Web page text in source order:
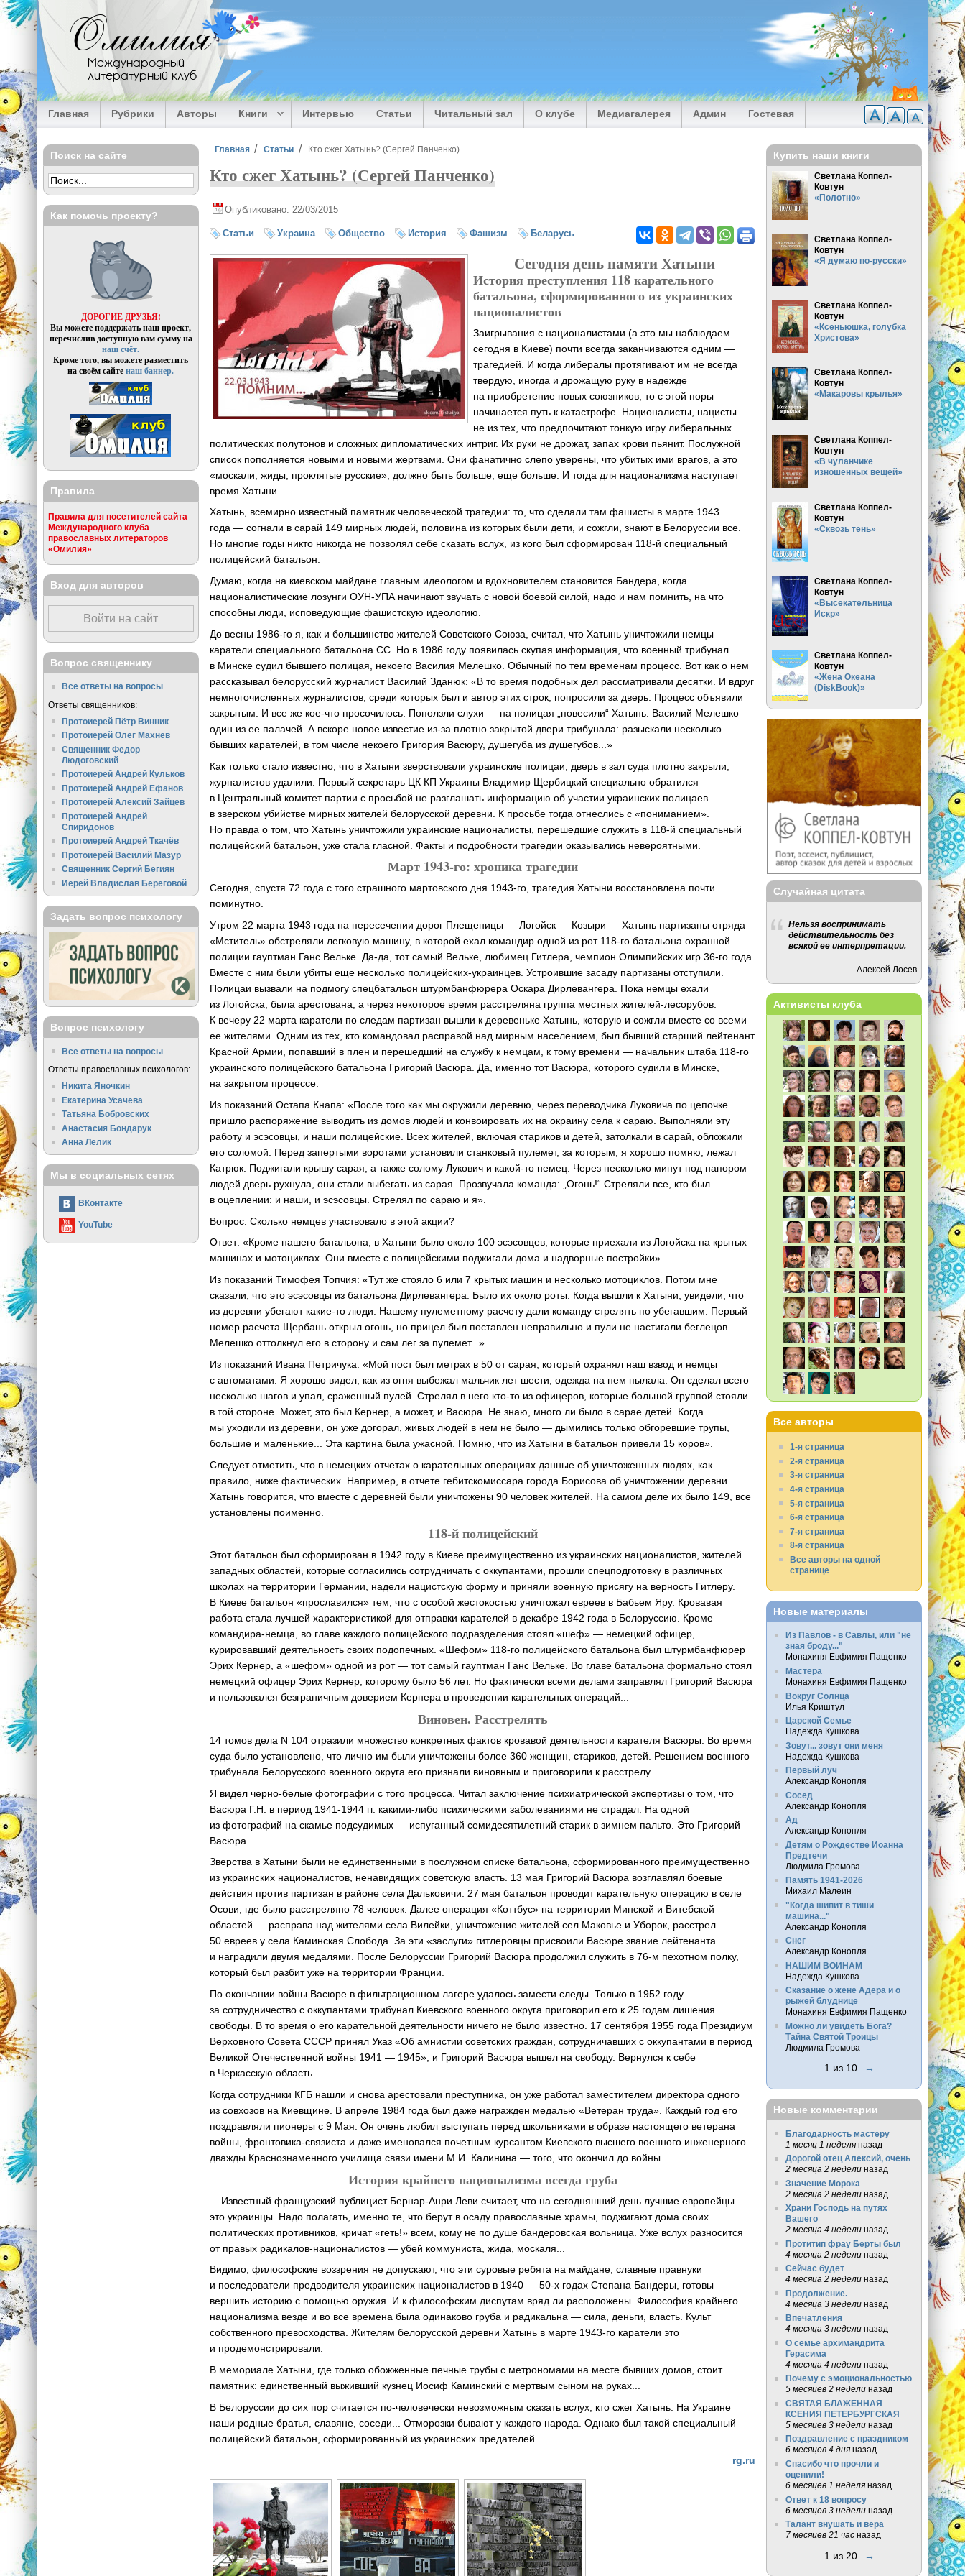
Перейти к основному содержанию
Омилия
Международный
литературный клуб
Главная Рубрики Авторы Книги Интервью Статьи Читальный зал О клубе Медиагалерея Админ Гостевая
Вы здесь
Главная Статьи Кто сжег Хатынь? (Сергей Панченко)
Кто сжег Хатынь? (Сергей Панченко)
Опубликовано: 22/03/2015
Статьи Украина Общество История Фашизм Беларусь
Сегодня день памяти Хатыни
История преступления 118 карательного
батальона, сформированного из украинских
националистов
Заигрывания с националистами (а это мы наблюдаем
сегодня в Киеве) почти всегда заканчиваются одним —
трагедией. И когда либералы протягивают им не всегда
твердую, иногда и дрожащую руку в надежде
на приобретение новых союзников, то с этой поры
начинается путь к катастрофе. Националисты, нацисты —
не из тех, что предпочитают тонкую игру либеральных
политических полутонов и сложных дипломатических интриг. Их руки не дрожат, запах крови пьянит. Послужной
список пополняется новыми и новыми жертвами. Они фанатично слепо уверены, что убитых ими врагов, а это
«москали, жиды, проклятые русские», должно быть больше, еще больше. И тогда для национализма наступает
время Хатыни.
Хатынь, всемирно известный памятник человеческой трагедии: то, что сделали там фашисты в марте 1943
года — согнали в сарай 149 мирных людей, половина из которых были дети, и сожгли, знают в Белоруссии все.
Но многие годы никто никогда не позволял себе сказать вслух, из кого был сформирован 118-й специальный
полицейский батальон.
Думаю, когда на киевском майдане главным идеологом и вдохновителем становится Бандера, когда
националистические лозунги ОУН-УПА начинают звучать с новой боевой силой, надо и нам помнить, на что
способны люди, исповедующие фашистскую идеологию.
До весны 1986-го я, как и большинство жителей Советского Союза, считал, что Хатынь уничтожили немцы —
каратели специального батальона СС. Но в 1986 году появилась скупая информация, что военный трибунал
в Минске судил бывшего полицая, некоего Василия Мелешко. Обычный по тем временам процесс. Вот как о нем
рассказывал белорусский журналист Василий Зданюк: «В то время подобных дел рассматривали десятки. И вдруг
немногочисленных журналистов, среди которых был и автор этих строк, попросили за дверь. Процесс объявили
закрытым. И все же кое-что просочилось. Поползли слухи — на полицая „повесили“ Хатынь. Василий Мелешко —
один из ее палачей. А вскоре новое известие из-за плотно закрытой двери трибунала: разыскали несколько
бывших карателей, в том числе некоего Григория Васюру, душегуба из душегубов...»
Как только стало известно, что в Хатыни зверствовали украинские полицаи, дверь в зал суда плотно закрыли,
журналистов удалили. Первый секретарь ЦК КП Украины Владимир Щербицкий специально обратился
в Центральный комитет партии с просьбой не разглашать информацию об участии украинских полицаев
в зверском убийстве мирных жителей белорусской деревни. К просьбе тогда отнеслись с «пониманием».
Но правда о том, что Хатынь уничтожили украинские националисты, перешедшие служить в 118-й специальный
полицейский батальон, уже стала гласной. Факты и подробности трагедии оказывались невероятными.
Март 1943-го: хроника трагедии
Сегодня, спустя 72 года с того страшного мартовского дня 1943-го, трагедия Хатыни восстановлена почти
поминутно.
Утром 22 марта 1943 года на пересечении дорог Плещеницы — Логойск — Козыри — Хатынь партизаны отряда
«Мститель» обстреляли легковую машину, в которой ехал командир одной из рот 118-го батальона охранной
полиции гауптман Ганс Вельке. Да-да, тот самый Вельке, любимец Гитлера, чемпион Олимпийских игр 36-го года.
Вместе с ним были убиты еще несколько полицейских-украинцев. Устроившие засаду партизаны отступили.
Полицаи вызвали на подмогу спецбатальон штурмбанфюрера Оскара Дирлевангера. Пока немцы ехали
из Логойска, была арестована, а через некоторое время расстреляна группа местных жителей-лесорубов.
К вечеру 22 марта каратели по следам партизан вышли к деревеньке Хатынь, которую и сожгли вместе со всеми
ее жителями. Одним из тех, кто командовал расправой над мирным населением, был бывший старший лейтенант
Красной Армии, попавший в плен и перешедший на службу к немцам, к тому времени — начальник штаба 118-го
украинского полицейского батальона Григорий Васюра. Да, именно тот Васюра, которого судили в Минске,
на закрытом процессе.
Из показаний Остапа Кнапа: «После того как мы окружили деревню, через переводчика Луковича по цепочке
пришло распоряжение выводить из домов людей и конвоировать их на окраину села к сараю. Выполняли эту
работу и эсэсовцы, и наши полицейские. Всех жителей, включая стариков и детей, затолкали в сарай, обложили
его соломой. Перед запертыми воротами установили станковый пулемет, за которым, я хорошо помню, лежал
Катрюк. Поджигали крышу сарая, а также солому Лукович и какой-то немец. Через несколько минут под напором
людей дверь рухнула, они стали выбегать из сарая. Прозвучала команда: „Огонь!“ Стреляли все, кто был
в оцеплении: и наши, и эсэсовцы. Стрелял по сараю и я».
Вопрос: Сколько немцев участвовало в этой акции?
Ответ: «Кроме нашего батальона, в Хатыни было около 100 эсэсовцев, которые приехали из Логойска на крытых
машинах и мотоциклах. Они вместе с полицейскими поджигали дома и надворные постройки».
Из показаний Тимофея Топчия: «Тут же стояло 6 или 7 крытых машин и несколько мотоциклов. Потом мне
сказали, что это эсэсовцы из батальона Дирлевангера. Было их около роты. Когда вышли к Хатыни, увидели, что
из деревни убегают какие-то люди. Нашему пулеметному расчету дали команду стрелять по убегавшим. Первый
номер расчета Щербань открыл огонь, но прицел был поставлен неправильно и пули не настигали беглецов.
Мелешко оттолкнул его в сторону и сам лег за пулемет...»
Из показаний Ивана Петричука: «Мой пост был метрах в 50 от сарая, который охранял наш взвод и немцы
с автоматами. Я хорошо видел, как из огня выбежал мальчик лет шести, одежда на нем пылала. Он сделал всего
несколько шагов и упал, сраженный пулей. Стрелял в него кто-то из офицеров, которые большой группой стояли
в той стороне. Может, это был Кернер, а может, и Васюра. Не знаю, много ли было в сарае детей. Когда
мы уходили из деревни, он уже догорал, живых людей в нем не было — дымились только обгоревшие трупы,
большие и маленькие... Эта картина была ужасной. Помню, что из Хатыни в батальон привели 15 коров».
Следует отметить, что в немецких отчетах о карательных операциях данные об уничтоженных людях, как
правило, ниже фактических. Например, в отчете гебитскомиссара города Борисова об уничтожении деревни
Хатынь говорится, что вместе с деревней были уничтожены 90 человек жителей. На самом деле их было 149, все
установлены поименно.
118-й полицейский
Этот батальон был сформирован в 1942 году в Киеве преимущественно из украинских националистов, жителей
западных областей, которые согласились сотрудничать с оккупантами, прошли спецподготовку в различных
школах на территории Германии, надели нацистскую форму и приняли военную присягу на верность Гитлеру.
В Киеве батальон «прославился» тем, что с особой жестокостью уничтожал евреев в Бабьем Яру. Кровавая
работа стала лучшей характеристикой для отправки карателей в декабре 1942 года в Белоруссию. Кроме
командира-немца, во главе каждого полицейского подразделения стоял «шеф» — немецкий офицер,
курировавший деятельность своих подопечных. «Шефом» 118-го полицейского батальона был штурмбанфюрер
Эрих Кернер, а «шефом» одной из рот — тот самый гауптман Ганс Вельке. Во главе батальона формально стоял
немецкий офицер Эрих Кернер, которому было 56 лет. Но фактически всеми делами заправлял Григорий Васюра
и пользовался безграничным доверием Кернера в проведении карательных операций...
Виновен. Расстрелять
14 томов дела N 104 отразили множество конкретных фактов кровавой деятельности карателя Васюры. Во время
суда было установлено, что лично им были уничтожены более 360 женщин, стариков, детей. Решением военного
трибунала Белорусского военного округа его признали виновным и приговорили к расстрелу.
Я видел черно-белые фотографии с того процесса. Читал заключение психиатрической экспертизы о том, что
Васюра Г.Н. в период 1941-1944 гг. какими-либо психическими заболеваниями не страдал. На одной
из фотографий на скамье подсудимых — испуганный семидесятилетний старик в зимнем пальто. Это Григорий
Васюра.
Зверства в Хатыни были не единственными в послужном списке батальона, сформированного преимущественно
из украинских националистов, ненавидящих советскую власть. 13 мая Григорий Васюра возглавлял боевые
действия против партизан в районе села Дальковичи. 27 мая батальон проводит карательную операцию в селе
Осови, где было расстреляно 78 человек. Далее операция «Коттбус» на территории Минской и Витебской
областей — расправа над жителями села Вилейки, уничтожение жителей сел Маковье и Уборок, расстрел
50 евреев у села Каминская Слобода. За эти «заслуги» гитлеровцы присвоили Васюре звание лейтенанта
и наградили двумя медалями. После Белоруссии Григорий Васюра продолжил служить в 76-м пехотном полку,
который был разбит уже на территории Франции.
По окончании войны Васюре в фильтрационном лагере удалось замести следы. Только в 1952 году
за сотрудничество с оккупантами трибунал Киевского военного округа приговорил его к 25 годам лишения
свободы. В то время о его карательной деятельности ничего не было известно. 17 сентября 1955 года Президиум
Верховного Совета СССР принял Указ «Об амнистии советских граждан, сотрудничавших с оккупантами в период
Великой Отечественной войны 1941 — 1945», и Григорий Васюра вышел на свободу. Вернулся к себе
в Черкасскую область.
Когда сотрудники КГБ нашли и снова арестовали преступника, он уже работал заместителем директора одного
из совхозов на Киевщине. В апреле 1984 года был даже награжден медалью «Ветеран труда». Каждый год его
поздравляли пионеры с 9 Мая. Он очень любил выступать перед школьниками в образе настоящего ветерана
войны, фронтовика-связиста и даже именовался почетным курсантом Киевского высшего военного инженерного
дважды Краснознаменного училища связи имени М.И. Калинина — того, что окончил до войны.
История крайнего национализма всегда груба
... Известный французский публицист Бернар-Анри Леви считает, что на сегодняшний день лучшие европейцы —
это украинцы. Надо полагать, именно те, что берут в осаду православные храмы, поджигают дома своих
политических противников, кричат «геть!» всем, кому не по душе бандеровская вольница. Уже вслух разносится
от правых радикалов-националистов — убей коммуниста, жида, москаля...
Видимо, философские воззрения не допускают, что эти суровые ребята на майдане, славные правнуки
и последователи предводителя украинских националистов в 1940 — 50-х годах Степана Бандеры, готовы
вершить историю с помощью оружия. И к философским диспутам вряд ли расположены. Философия крайнего
национализма везде и во все времена была одинаково груба и радикальна — сила, деньги, власть. Культ
собственного превосходства. Жителям белорусской деревни Хатынь в марте 1943-го каратели это
и продемонстрировали.
В мемориале Хатыни, где только обожженные печные трубы с метрономами на месте бывших домов, стоит
памятник: единственный выживший кузнец Иосиф Каминский с мертвым сыном на руках...
В Белоруссии до сих пор считается по-человечески невозможным сказать вслух, кто сжег Хатынь. На Украине
наши родные братья, славяне, соседи... Отморозки бывают у каждого народа. Однако был такой специальный
полицейский батальон, сформированный из украинских предателей...
rg.ru
Поиск на сайте
Как помочь проекту?
ДОРОГИЕ ДРУЗЬЯ!
Вы можете поддержать наш проект,
перечислив доступную вам сумму на
наш счёт.
Кроме того, вы можете разместить
на своём сайтенаш баннер.
Правила
Правила для посетителей сайта
Международного клуба
православных литераторов
«Омилия»
Вход для авторов
Войти на сайт
Вопрос священнику
Все ответы на вопросы
Ответы священников:
Протоиерей Пётр Винник
Протоиерей Олег Махнёв
Священник Федор
Людоговский
Протоиерей Андрей Кульков
Протоиерей Андрей Ефанов
Протоиерей Алексий Зайцев
Протоиерей Андрей
Спиридонов
Протоиерей Андрей Ткачёв
Протоиерей Василий Мазур
Священник Сергий Бегиян
Иерей Владислав Береговой
Задать вопрос психологу
Вопрос психологу
Все ответы на вопросы
Ответы православных психологов:
Никита Яночкин
Екатерина Усачева
Татьяна Бобровских
Анастасия Бондарук
Анна Лелик
Мы в социальных сетях
ВКонтакте
YouTube
Купить наши книги
Светлана Коппел-
Ковтун
«Полотно»
Светлана Коппел-
Ковтун
«Я думаю по-русски»
Светлана Коппел-
Ковтун
«Ксеньюшка, голубка
Христова»
Светлана Коппел-
Ковтун
«Макаровы крылья»
Светлана Коппел-
Ковтун
«В чуланчике
изношенных вещей»
Светлана Коппел-
Ковтун
«Сквозь тень»
Светлана Коппел-
Ковтун
«Высекательница
Искр»
Светлана Коппел-
Ковтун
«Жена Океана
(DiskBook)»
Случайная цитата
Нельзя воспринимать
действительность без
всякой ее интерпретации.
Алексей Лосев
Активисты клуба
Все авторы
1-я страница
2-я страница
3-я страница
4-я страница
5-я страница
6-я страница
7-я страница
8-я страница
Все авторы на одной
странице
Новые материалы
Из Павлов - в Савлы, или "не
зная броду..."
Монахиня Евфимия Пащенко
Мастера
Монахиня Евфимия Пащенко
Вокруг Солнца
Илья Криштул
Царской Семье
Надежда Кушкова
Зовут... зовут они меня
Надежда Кушкова
Первый луч
Александр Конопля
Сосед
Александр Конопля
Ад
Александр Конопля
Детям о Рождестве Иоанна
Предтечи
Людмила Громова
Память 1941-2026
Михаил Малеин
"Когда шипит в тиши
машина..."
Александр Конопля
Снег
Александр Конопля
НАШИМ ВОИНАМ
Надежда Кушкова
Сказание о жене Адера и о
рыжей блуднице
Монахиня Евфимия Пащенко
Можно ли увидеть Бога?
Тайна Святой Троицы
Людмила Громова
1 из 10 →
Новые комментарии
Благодарность мастеру
1 месяц 1 неделяназад
Дорогой отец Алексий, очень
2 месяца 2 неделиназад
Значение Морока
2 месяца 2 неделиназад
Храни Господь на путях
Вашего
2 месяца 4 неделиназад
Протитип фрау Берты был
4 месяца 2 неделиназад
Сейчас будет
4 месяца 2 неделиназад
Продолжение.
4 месяца 3 неделиназад
Впечатления
4 месяца 3 неделиназад
О семье архимандрита
Герасима
4 месяца 4 неделиназад
Почему с эмоциональностью
5 месяцев 2 неделиназад
СВЯТАЯ БЛАЖЕННАЯ
КСЕНИЯ ПЕТЕРБУРГСКАЯ
5 месяцев 3 неделиназад
Поздравление с праздником
6 месяцев 4 дняназад
Спасибо что прочли и
оценили!
6 месяцев 1 неделяназад
Ответ к 18 вопросу
6 месяцев 3 неделиназад
Талант внушать и вера
7 месяцев 21 часназад
1 из 20 →